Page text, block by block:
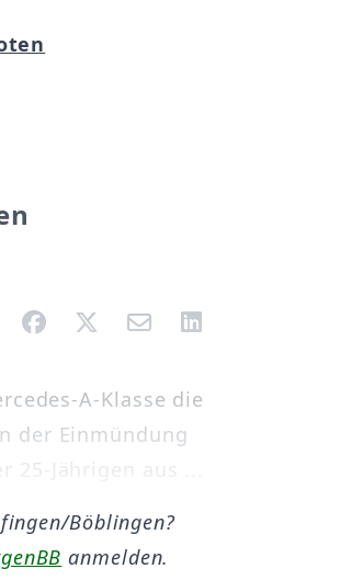
A-Klasse die
der Einmündung
Jährigen aus ...
Böblingen?
anmelden.